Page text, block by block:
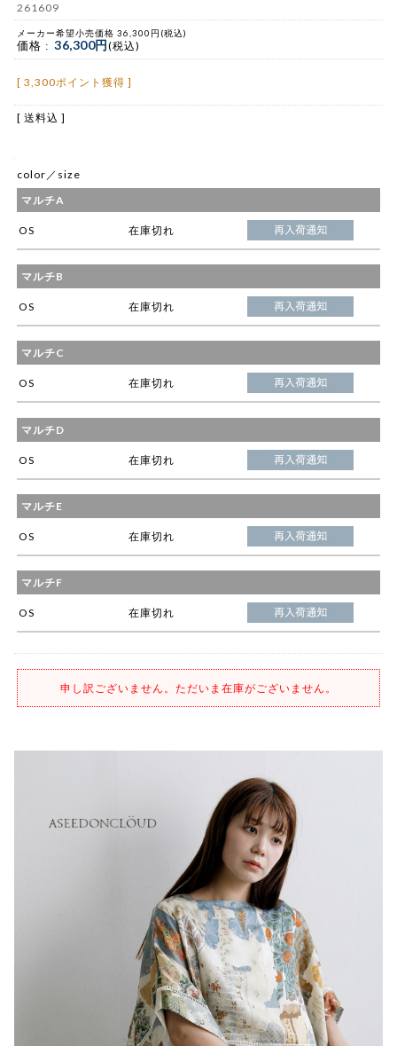
261609
メーカー希望小売価格 36,300円(税込)
価格 : 36,300円(税込)
[ 3,300ポイント獲得 ]
[ 送料込 ]
color／size
マルチA
OS 在庫切れ
マルチB
OS 在庫切れ
マルチC
OS 在庫切れ
マルチD
OS 在庫切れ
マルチE
OS 在庫切れ
マルチF
OS 在庫切れ
申し訳ございません。ただいま在庫がございません。